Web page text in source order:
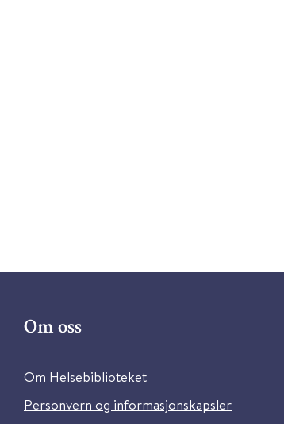
Om oss
Om Helsebiblioteket
Personvern og informasjonskapsler